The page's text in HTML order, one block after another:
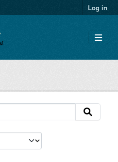
Log in